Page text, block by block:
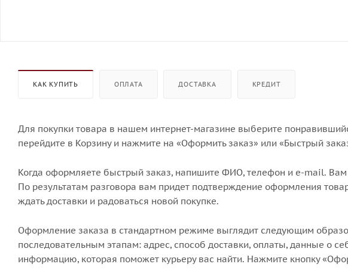
КАК КУПИТЬ ОПЛАТА ДОСТАВКА КРЕДИТ
Для покупки товара в нашем интернет-магазине выберите
перейдите в Корзину и нажмите на «Оформить заказ» или «Быстрый
Когда оформляете быстрый заказ, напишите ФИО, телефон и e-mail. Вам
По результатам разговора вам придет подтверждение оформления
ждать доставки и радоваться новой покупке.
Оформление заказа в стандартном режиме выглядит следующим
последовательным этапам: адрес, способ доставки, оплаты, данные о
информацию, которая поможет курьеру вас найти. Нажмите кнопку